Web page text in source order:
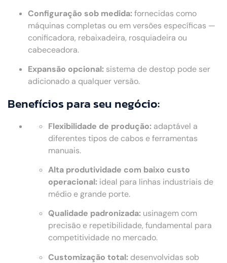
Configuração sob medida:fornecidas como
máquinas completas ou em versões específicas —
conificadora, rebaixadeira, rosquiadeira ou
cabeceadora.
Expansão opcional: sistema de destop pode ser
adicionado a qualquer versão.
Benefícios para seu negócio:
Flexibilidade de produção: adaptável a
diferentes tipos de cabos e ferramentas
manuais.
Alta produtividade com baixo custo
operacional: ideal para linhas industriais de
médio e grande porte.
Qualidade padronizada: usinagem com
precisão e repetibilidade, fundamental para
competitividade no mercado.
Customização total: desenvolvidas sob